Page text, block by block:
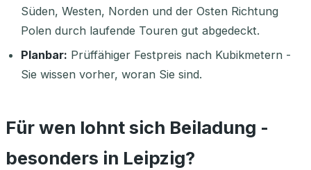
Süden, Westen, Norden und der Osten Richtung
Polen durch laufende Touren gut abgedeckt.
Planbar: Prüffähiger Festpreis nach Kubikmetern -
Sie wissen vorher, woran Sie sind.
Für wen lohnt sich Beiladung -
besonders in Leipzig?